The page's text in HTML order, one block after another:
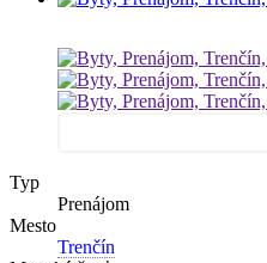
Typ
Prenájom
Mesto
Trenčín